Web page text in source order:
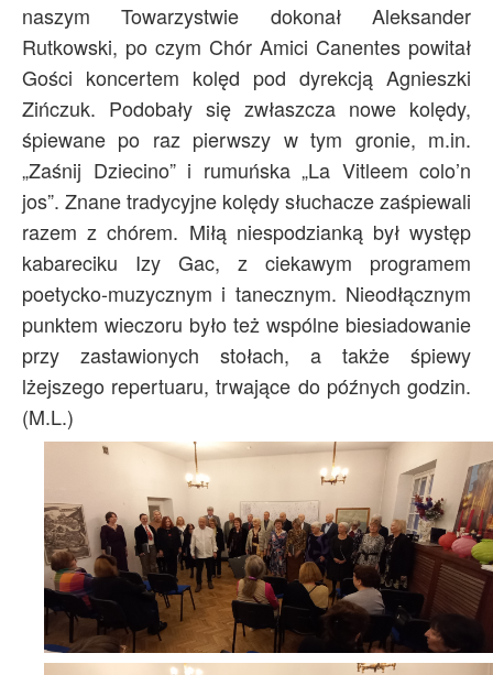
naszym Towarzystwie dokonał Aleksander
Rutkowski, po czym Chór Amici Canentes powitał
Gości koncertem kolęd pod dyrekcją Agnieszki
Zińczuk. Podobały się zwłaszcza nowe kolędy,
śpiewane po raz pierwszy w tym gronie, m.in.
„Zaśnij Dziecino” i rumuńska „La Vitleem colo’n
jos”. Znane tradycyjne kolędy słuchacze zaśpiewali
razem z chórem. Miłą niespodzianką był występ
kabareciku Izy Gac, z ciekawym programem
poetycko-muzycznym i tanecznym. Nieodłącznym
punktem wieczoru było też wspólne biesiadowanie
przy zastawionych stołach, a także śpiewy
lżejszego repertuaru, trwające do późnych godzin.
(M.L.)